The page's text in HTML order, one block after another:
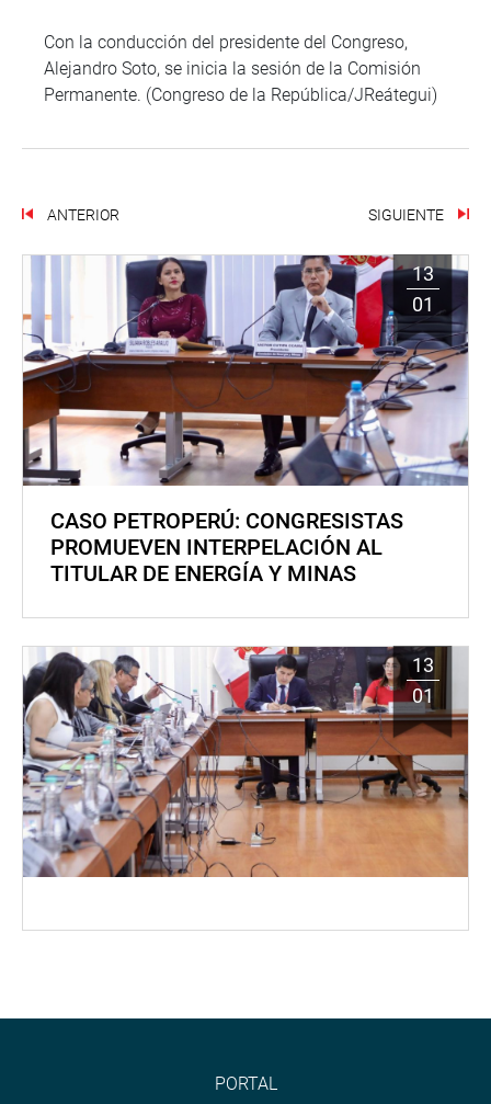
Con la conducción del presidente del Congreso,
Alejandro Soto, se inicia la sesión de la Comisión
Permanente. (Congreso de la República/JReátegui)
ANTERIOR SIGUIENTE
13
01
CASO PETROPERÚ: CONGRESISTAS
PROMUEVEN INTERPELACIÓN AL
TITULAR DE ENERGÍA Y MINAS
13
01
PORTAL